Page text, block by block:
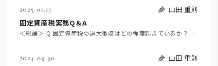
2025.01.17
山田 重則
固定資産税実務Q＆A
＜総論＞ Q 固定資産税の過大徴収はどの程度起きているか？ Q 近年、新聞報道された過大徴収事案には…
2024.09.30
山田 重則